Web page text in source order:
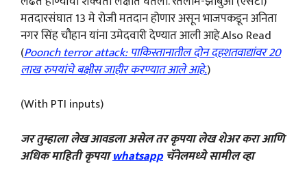
मतदारसंघात 13 मे रोजी मतदान होणार असून भाजपकडून अनिता
नगर सिंह चौहान यांना उमेदवारी देण्यात आली आहे.Also Read
(Poonch terror attack: पाकिस्तानातील दोन दहशतवाद्यांवर 20
लाख रुपयांचे बक्षीस जाहीर करण्यात आले आहे.)
(With PTI inputs)
जर तुम्हाला लेख आवडला असेल तर कृपया लेख शेअर करा आणि
अधिक माहिती कृपयाwhatsappचॅनेलमध्ये सामील व्हा